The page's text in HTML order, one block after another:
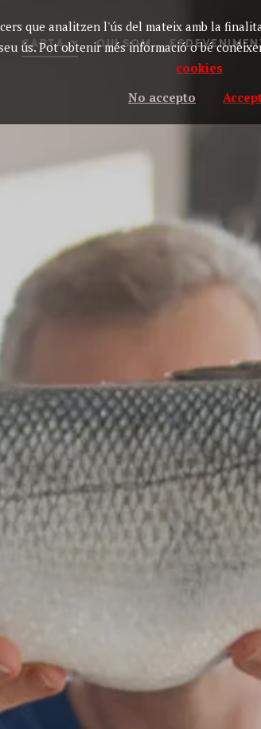
que analitzen l'ús del mateix amb la
ús. Pot obtenir més informació o bé
cookies
No accepto
CARTA QUI SOM